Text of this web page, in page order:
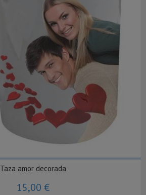
Taza amor decorada
15,00 €